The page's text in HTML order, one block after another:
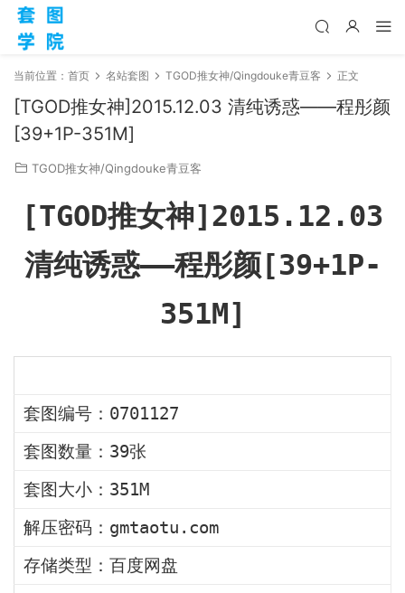
当前位置： 首页 名站套图 TGOD推女神/Qingdouke青豆客 正文
[TGOD推女神]2015.12.03 清纯诱惑——程彤颜
[39+1P-351M]
TGOD推女神/Qingdouke青豆客
[TGOD推女神]2015.12.03
清纯诱惑——程彤颜[39+1P-
351M]
套图编号：0701127
套图数量：39张
套图大小：351M
解压密码：gmtaotu.com
存储类型：百度网盘